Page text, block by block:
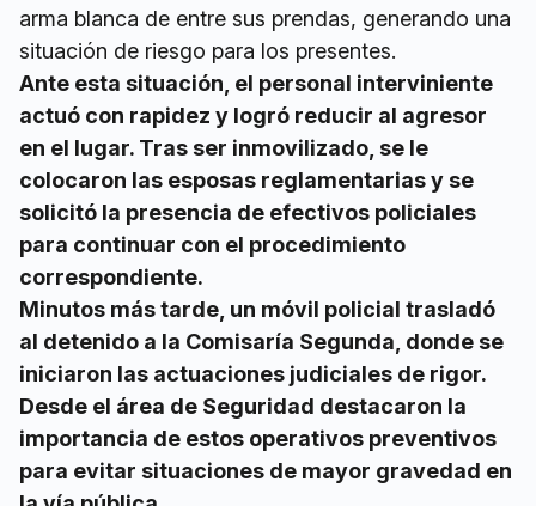
arma blanca de entre sus prendas, generando una
situación de riesgo para los presentes.
Ante esta situación, el personal interviniente
actuó con rapidez y logró reducir al agresor
en el lugar. Tras ser inmovilizado, se le
colocaron las esposas reglamentarias y se
solicitó la presencia de efectivos policiales
para continuar con el procedimiento
correspondiente.
Minutos más tarde, un móvil policial trasladó
al detenido a la Comisaría Segunda, donde se
iniciaron las actuaciones judiciales de rigor.
Desde el área de Seguridad destacaron la
importancia de estos operativos preventivos
para evitar situaciones de mayor gravedad en